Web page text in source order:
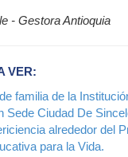
- Gestora Antioquia
VER:
familia de la
Sede Ciudad De
alrededor del
para la Vida.